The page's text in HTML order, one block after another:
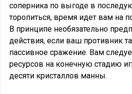
соперника по выгоде в
торопиться, время идет вам на
В принципе необязательно
действия, если ваш противник
пассивное сражение. Вам
ресурсов на конечную стадию
десяти кристаллов манны.